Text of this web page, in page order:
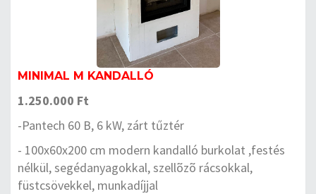
MINIMAL M KANDALLÓ
1.250.000 Ft
-Pantech 60 B, 6 kW, zárt tűztér
- 100x60x200 cm modern kandalló burkolat ,festés
nélkül, segédanyagokkal, szellõzõ rácsokkal,
füstcsövekkel, munkadíjjal